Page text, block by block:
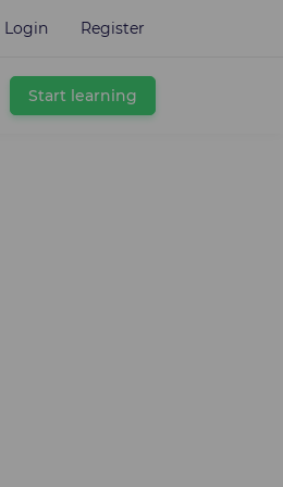
Login Register
Start learning